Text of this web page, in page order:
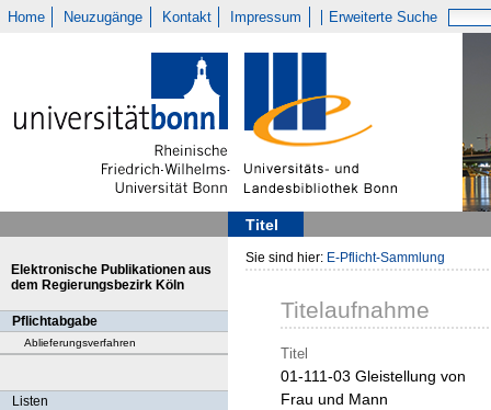
Home Neuzugänge Kontakt Impressum Erweiterte Suche
Titel
Elektronische Publikationen aus
dem Regierungsbezirk Köln
Pflichtabgabe
Ablieferungsverfahren
Listen
Sie sind hier: E-Pflicht-Sammlung
Titelaufnahme
Titel
01-111-03 Gleistellung von
Frau und Mann